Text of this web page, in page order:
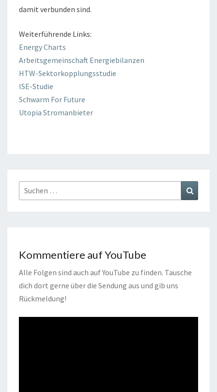
damit verbunden sind.
Weiterführende Links:
Energy Charts
Arbeitsgemeinschaft Energiebilanzen
HTW-Sektorkopplungsstudie
ISE-Studie
Schwarm For Future
Utopia Stromanbieter
Suchen
nach:
Kommentiere auf YouTube
Alle Folgen sind auch auf YouTube zu finden. Tausche
dich dort gerne über die Sendung aus und gib uns
Rückmeldung!